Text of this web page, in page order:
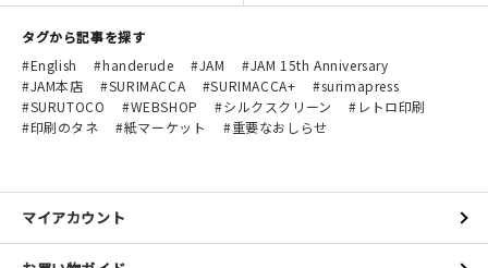
カートを見る
お買い物ガイド
タグから記事を探す
English
handerude JAM
JAM 15th Anniversary
JAM本店
SURIMACCA SURIMACCA+
surimapress
SURUTOCO
WEBSHOP シルクスクリーン
レトロ印刷
印刷のタネ
紙マーケット 重要なおしらせ
マイアカウント